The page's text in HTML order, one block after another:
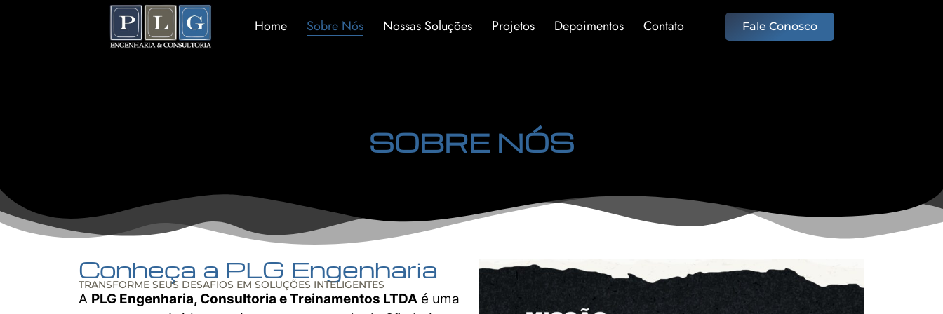
Home Sobre Nós Nossas Soluções Projetos Depoimentos Contato Fale Conosco
SOBRE NÓS
Conheça a PLG Engenharia
TRANSFORME SEUS DESAFIOS EM SOLUÇÕES INTELIGENTES
A PLG Engenharia, Consultoria e Treinamentos LTDA é uma